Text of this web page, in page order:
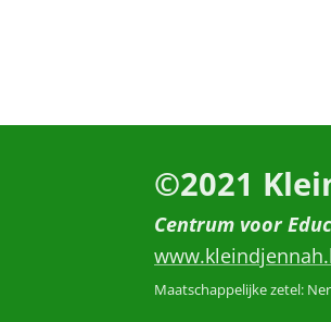
©2021
Centrum voor
Maatschappelijke zetel: